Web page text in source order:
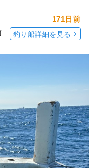
171日前
釣り船詳細を見る